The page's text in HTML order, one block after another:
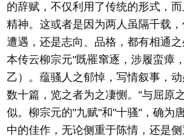
的辞赋，不仅利用了传统的形式，
精神。这或者是因为两人虽隔千载，
遭遇，还是志向、品格，都有相通之
本传云柳宗元"既罹窜逐，涉履蛮瘴
乙）。蕴骚人之郁悼，写情叙事，
数十篇，览之者为之凄恻。"与屈原
似。柳宗元的"九赋"和"十骚"，确为
中的佳作，无论侧重于陈情，还是